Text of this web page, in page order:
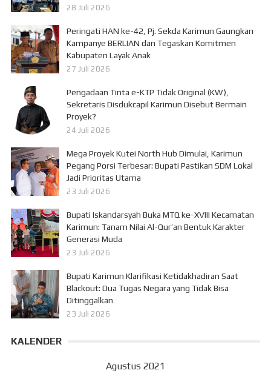
28 Juli 2026
Peringati HAN ke-42, Pj. Sekda Karimun Gaungkan
Kampanye BERLIAN dan Tegaskan Komitmen
Kabupaten Layak Anak
27 Juli 2026
Pengadaan Tinta e-KTP Tidak Original (KW),
Sekretaris Disdukcapil Karimun Disebut Bermain
Proyek?
24 Juli 2026
Mega Proyek Kutei North Hub Dimulai, Karimun
Pegang Porsi Terbesar: Bupati Pastikan SDM Lokal
Jadi Prioritas Utama
23 Juli 2026
Bupati Iskandarsyah Buka MTQ ke-XVIII Kecamatan
Karimun: Tanam Nilai Al-Qur’an Bentuk Karakter
Generasi Muda
23 Juli 2026
Bupati Karimun Klarifikasi Ketidakhadiran Saat
Blackout: Dua Tugas Negara yang Tidak Bisa
Ditinggalkan
23 Juli 2026
KALENDER
Agustus 2021